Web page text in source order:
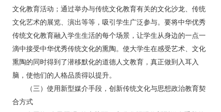
文化教育活动；通过举办与传统文化教育有关的文化沙龙、传统
文化艺术的展览、演出等等，吸引学生广泛参与。要将中华优秀
传统文化教育融入学生生活的每个场景，让学生从身边的一点一
滴中接受中华优秀传统文化的熏陶。使大学生在感受艺术、文化
熏陶的同时得到了潜移默化的道德人文教育，真正做到入耳入
脑，使他们的人格品质得以提升。
（三）使用新型媒介手段，创新传统文化与思想政治教育契
合方式